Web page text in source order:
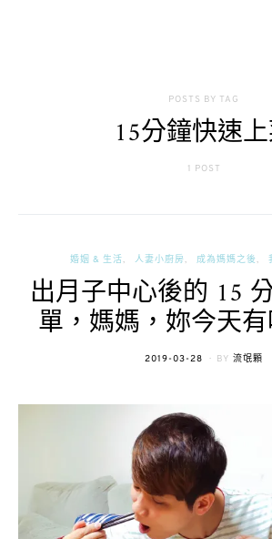
POSTS BY TAG
15分鐘快速
1 POST
婚姻 & 生活 人妻小廚房 成為媽媽之後
出月子中心後的 15
單，媽媽，妳今天
POSTED
2019-03-28 BY 流氓顆